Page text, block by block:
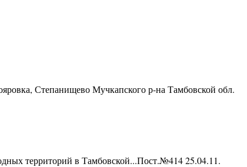
Степанищево Мучкапского р-на Тамбовской обл.
территорий в Тамбовской...Пост.№414 25.04.11.